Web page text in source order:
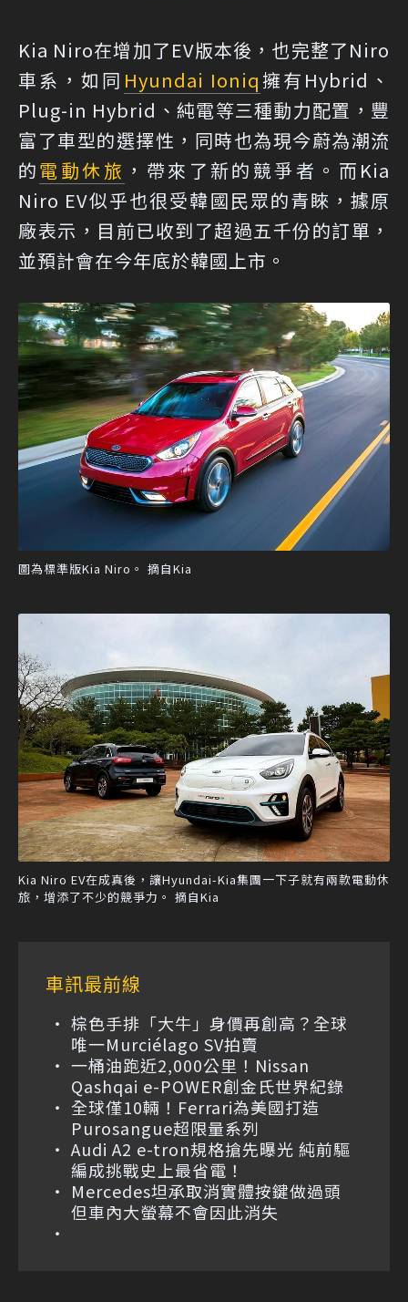
Kia Niro在增加了EV版本後，也完整了Niro
車系，如同 Hyundai Ioniq擁有Hybrid、
Plug-in Hybrid、純電等三種動力配置，豐
富了車型的選擇性，同時也為現今蔚為潮流
的電動休旅 ，帶來了新的競爭者。而Kia
Niro EV似乎也很受韓國民眾的青睞，據原
廠表示，目前已收到了超過五千份的訂單，
並預計會在今年底於韓國上市。
圖為標準版Kia Niro。 摘自Kia
Kia Niro EV在成真後，讓Hyundai-Kia集團一下子就有兩款電動休
旅，增添了不少的競爭力。 摘自Kia
車訊最前線
棕色手排「大牛」身價再創高？全球
唯一Murciélago SV拍賣
一桶油跑近2,000公里！Nissan
Qashqai e-POWER創金氏世界紀錄
全球僅10輛！Ferrari為美國打造
Purosangue超限量系列
Audi A2 e-tron規格搶先曝光 純前驅
編成挑戰史上最省電！
Mercedes坦承取消實體按鍵做過頭
但車內大螢幕不會因此消失